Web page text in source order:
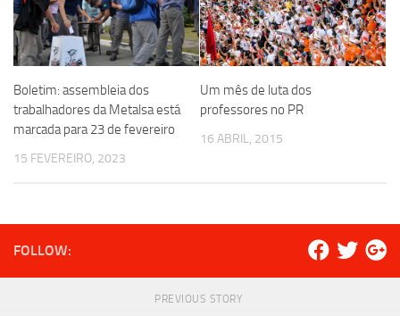
Boletim: assembleia dos
trabalhadores da Metalsa está
marcada para 23 de fevereiro
15 FEVEREIRO, 2023
Um mês de luta dos
professores no PR
16 ABRIL, 2015
FOLLOW:
PREVIOUS STORY